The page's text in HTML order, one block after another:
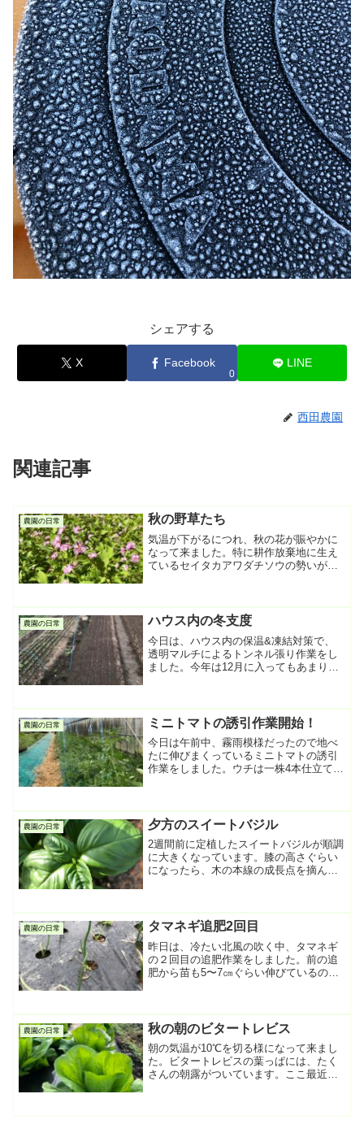
シェアする
X Facebook
0
LINE
西田農園
関連記事
農園の日常 秋の野草たち
気温が下がるにつれ、秋の花が賑やかに
なって来ました。特に耕作放棄地に生え
ているセイタカアワダチソウの勢いが凄
いていて、少し暑い日がままあります。
この花もあと一週間ほど...
農園の日常 ハウス内の冬支度
今日は、ハウス内の保温&凍結対策で、
透明マルチによるトンネル張り作業をし
ました。今年は12月に入ってもあまり寒
があります。明日以降、大雪と天気予報
は言っているのですが、...
農園の日常 ミニトマトの誘引作業開始！
今日は午前中、霧雨模様だったので地べ
たに伸びまくっているミニトマトの誘引
作業をしました。ウチは一株4本仕立てで
合った枝を折れないように引き出し、紐
に結び付けて行きます。...
農園の日常 夕方のスイートバジル
2週間前に定植したスイートバジルが順調
に大きくなっています。膝の高さぐらい
になったら、木の本線の成長点を摘んで
スタ料理にバジルが香る季節になって来
ました。
農園の日常 タマネギ追肥2回目
昨日は、冷たい北風の吹く中、タマネギ
の２回目の追肥作業をしました。前の追
肥から苗も5〜7㎝ぐらい伸びているの
きで施肥をしていたのですが、いい加減
めんどくさくなってきたので...
農園の日常 秋の朝のビタートレビス
朝の気温が10℃を切る様になって来まし
た。ビタートレビスの葉っぱには、たく
さんの朝露がついています。ここ最近